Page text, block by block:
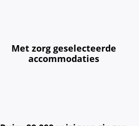
Met zorg geselecteerde
accommodaties